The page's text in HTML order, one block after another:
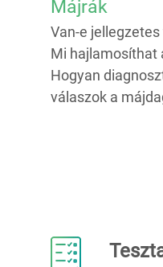
Májrák
Van-e
Mi hajlamosíthat
Hogyan
válaszok a